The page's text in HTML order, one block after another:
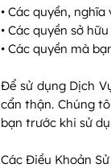
• Các quyền,
• Các quyền sở
• Các quyền mà
Để sử dụng Dịch
cẩn thận. Chúng
bạn trước khi sử
Các Điều Khoản